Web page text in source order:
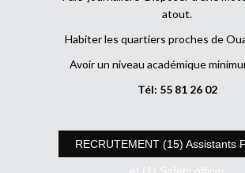
atout.
Habiter les quartiers proches de
Avoir un niveau académique
Tél: 55 81 26 02
RECRUTEMENT (15) Assistants
et (1) Safety officer